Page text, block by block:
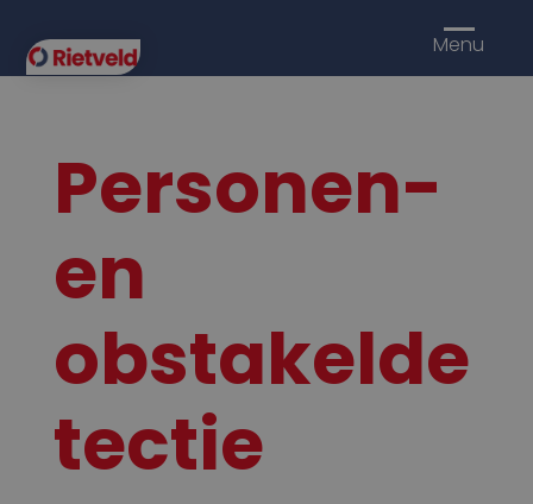
Menu
Personen-
en
obstakelde
tectie